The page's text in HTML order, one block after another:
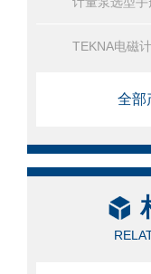
TEKNA电磁
全部